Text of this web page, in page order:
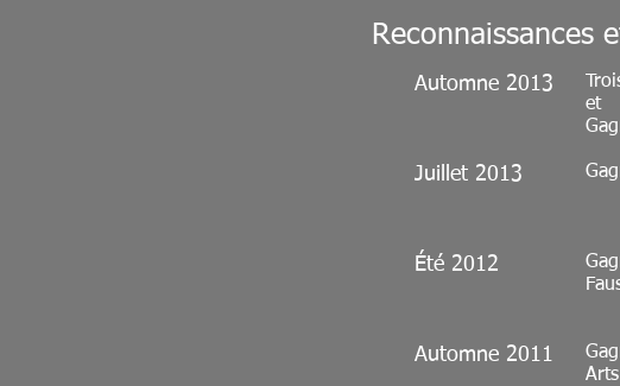
Reconnaissances
Automne 2013
et
Juillet 2013
Été 2012
Automne 2011